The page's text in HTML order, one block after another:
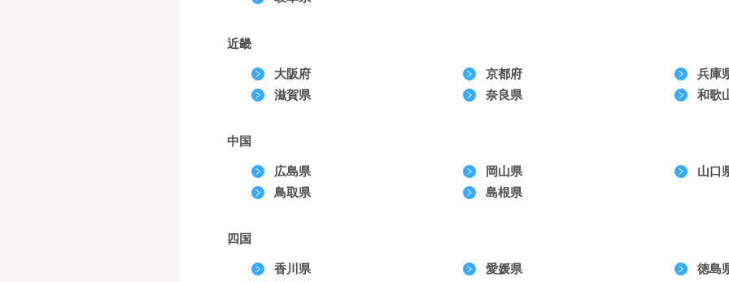
近畿
大阪府 京都府
兵庫
滋賀県
奈良県 和歌
中国
広島県 岡山県
山口
鳥取県
島根県
四国
香川県 愛媛県
徳島